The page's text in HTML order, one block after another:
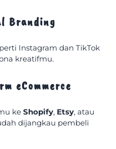
Branding
Instagram dan TikTok
kreatifmu.
eCommerce
ke Shopify, Etsy, atau
dijangkau pembeli